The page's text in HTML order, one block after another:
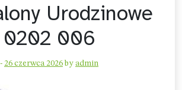
Urodzinowe
0202 006
- 26 czerwca 2026 by admin